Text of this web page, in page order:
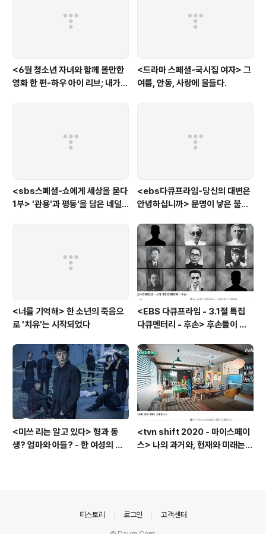
<6월 청소년 자녀와 함께 볼만한
영화 한 편-하우 아이 리브; 내가
<드라마 스페셜-국시집 여자> 그
여름, 안동, 사랑에 물들다.
<sbs스폐셜-쇼에게 세상을 묻다
1부> '관용'과 평등'을 담은 네덜
<ebs다큐프라임-당신의 대변은
안녕하십니까> 문명이 낳은 불치
<너를 기억해> 한 소년의 죽음으
로 '치유'는 시작되었다
<EBS 다큐프라임 - 3.1절 특집
다큐멘터리 - 후손> 후손들이 말
고 후손들이 짊어진 삶의 무게
<미쓰 리는 알고 있다> 형과 동
생? 엄마와 아들? - 한 여성의 죽
<tvn shift 2020 - 마이스페이
스> 나의 과거와, 현재와 미래는
티스토리 로그인 고객센터